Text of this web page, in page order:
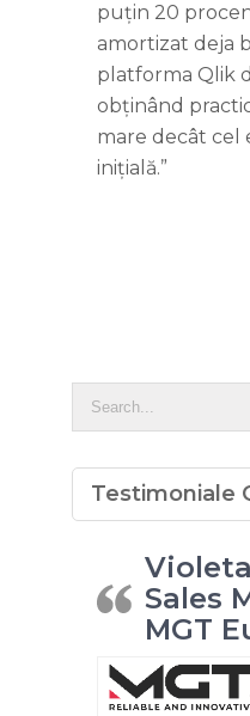
puțin 20
amortizat deja
platforma Qlik
obținând
mare decât cel
inițială.”
Testimoniale
Sales
MGT